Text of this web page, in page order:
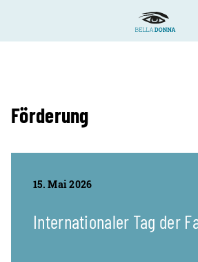
Förderung
15. Mai 2026
Internationaler Tag der